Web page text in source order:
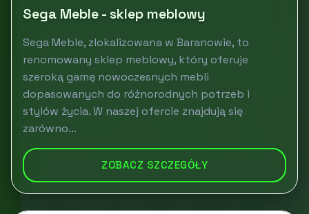
Sega Meble - sklep meblowy
Sega Meble, zlokalizowana w Baranowie, to
renomowany sklep meblowy, który oferuje
szeroką gamę nowoczesnych mebli
dopasowanych do różnorodnych potrzeb i
stylów życia. W naszej ofercie znajdują się
zarówno...
ZOBACZ SZCZEGÓŁY